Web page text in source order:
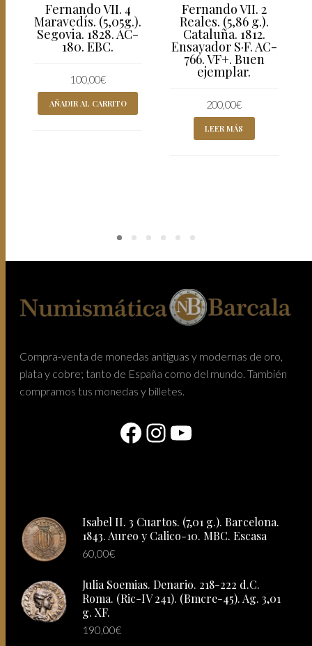
Fernando VII. 4
Maravedís. (5,05g.).
Segovia. 1828. AC-
180. EBC.
100,00€
AÑADIR AL CARRITO
Fernando VII. 2
Reales. (5,86 g.).
Cataluña. 1812.
Ensayador S·F. AC-
766. VF+. Buen
ejemplar.
200,00€
LEER MÁS
Compra-venta de monedas antiguas y modernas de oro,
plata y cobre; tanto de España como del mundo. También
compramos tus monedas y billetes.
Facebook
Instagram
YouTube
Isabel II. 3 Cuartos. (7,01 g.). Barcelona.
1843. Aureo y Calico-10. MBC. Escasa
60,00€
Julia Soemias. Denario. 218-222 d.C.
Roma. (Ric-IV 241). (Bmcre-45). Ag. 3,01
g. XF.
190,00€